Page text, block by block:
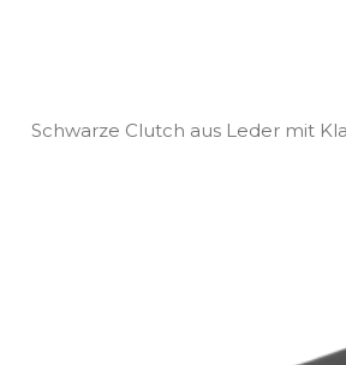
Schwarze Clutch aus Leder mit